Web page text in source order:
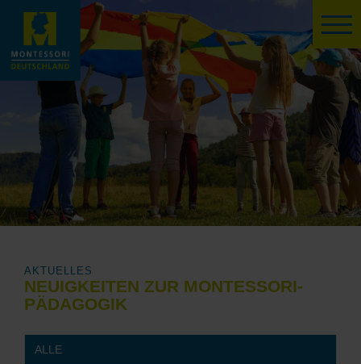
AKTUELLES
NEUIGKEITEN ZUR MONTESSORI-
PÄDAGOGIK
ALLE